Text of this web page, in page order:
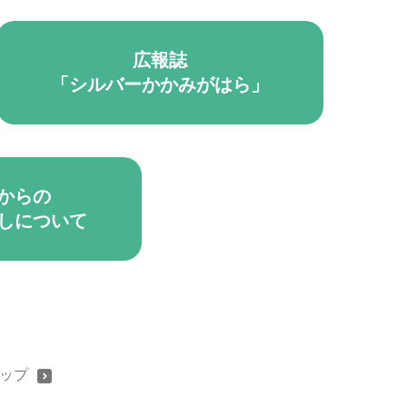
広報誌
「シルバーかかみがはら」
らの
について
プ